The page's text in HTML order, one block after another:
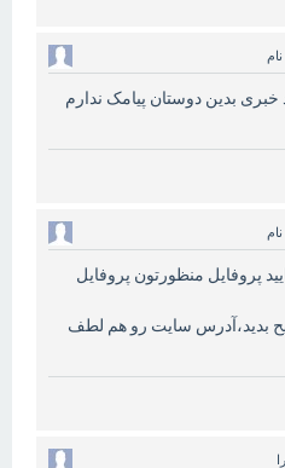
بدین دوستان پیامک ندارم
پروفایل منظورتون پروفایل
بدید،آدرس سایت رو هم لطف